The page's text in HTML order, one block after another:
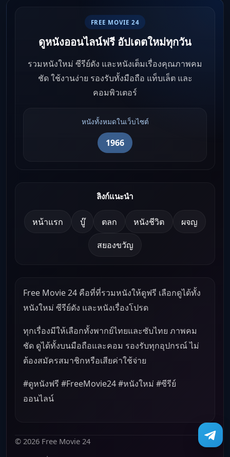
FREE MOVIE 24
ดูหนังออนไลน์ฟรี อัปเดตใหม่ทุกวัน
รวมหนังใหม่ ซีรีย์ดัง และหนังเต็มเรื่องคุณภาพคม
ชัด ใช้งานง่าย รองรับทั้งมือถือ แท็บเล็ต และ
คอมพิวเตอร์
หนังทั้งหมดในเว็บไซต์
1966
ลิงก์แนะนำ
หน้าแรก บู๊ ตลก หนังชีวิต ผจญ
สยองขวัญ
Free Movie 24 คือที่ที่รวมหนังให้ดูฟรี เลือกดูได้ทั้ง
หนังใหม่ ซีรีย์ดัง และหนังเรื่องโปรด
ทุกเรื่องมีให้เลือกทั้งพากย์ไทยและซับไทย ภาพคม
ชัด ดูได้ทั้งบนมือถือและคอม รองรับทุกอุปกรณ์ ไม่
ต้องสมัครสมาชิกหรือเสียค่าใช้จ่าย
#ดูหนังฟรี #FreeMovie24 #หนังใหม่ #ซีรีย์
ออนไลน์
© 2026 Free Movie 24